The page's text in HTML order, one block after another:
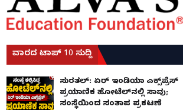
ವಾರದ ಟಾಪ್ 10 ಸುದ್ದಿ
ಸುರತ್ಕಲ್: ಏರ್ ಇಂಡಿಯಾ ಎಕ್ಸ್‌ಪ್ರೆಸ್
ಪ್ರಯಾಣಿಕ ಹೋಟೆಲ್‌ನಲ್ಲಿ ಸಾವು;
ಸಂಸ್ಥೆಯಿಂದ ಸಂತಾಪ ಪ್ರಕಟಣೆ